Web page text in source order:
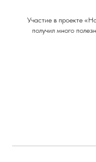
Участие в проекте
получил много